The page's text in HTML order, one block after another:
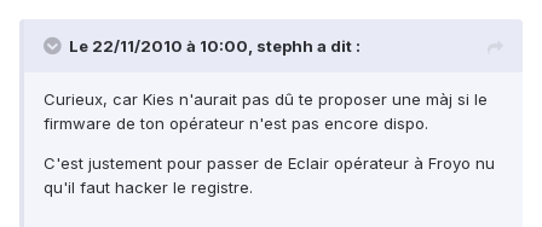
Le 22/11/2010 à 10:00, stephh a dit :
Curieux, car Kies n'aurait pas dû te proposer une màj si le
firmware de ton opérateur n'est pas encore dispo.
C'est justement pour passer de Eclair opérateur à Froyo nu
qu'il faut hacker le registre.